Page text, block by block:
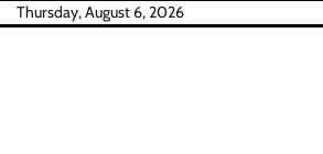
SkipThursday, August 6, 2026